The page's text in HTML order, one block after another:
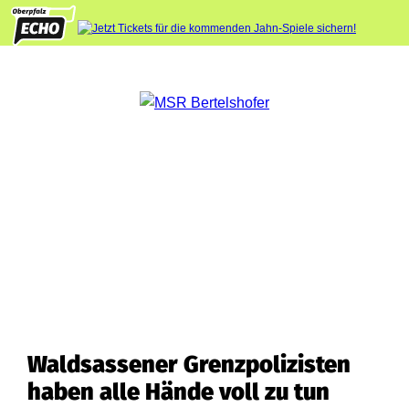
Waldsassener Grenzpolizisten
haben alle Hände voll zu tun